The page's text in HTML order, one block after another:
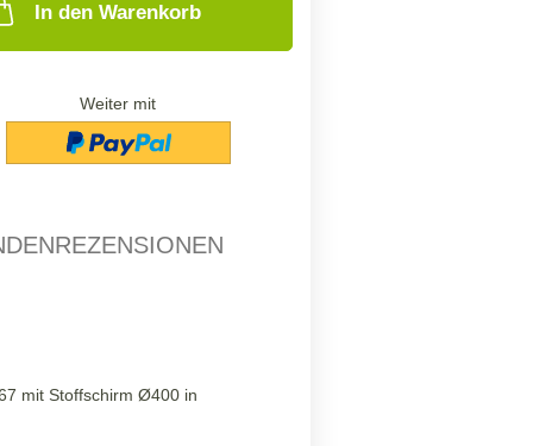
In den Warenkorb
Weiter mit
mit Stoffschirm Ø400 in